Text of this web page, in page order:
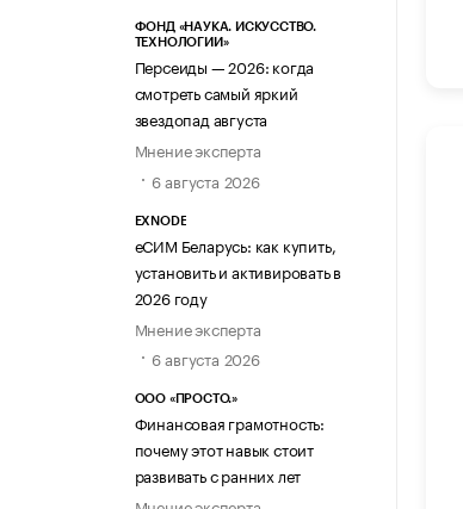
ФОНД «НАУКА. ИСКУССТВО.
ТЕХНОЛОГИИ»
Персеиды — 2026: когда
смотреть самый яркий
звездопад августа
Мнение эксперта
6 августа 2026
EXNODE
еСИМ Беларусь: как купить,
установить и активировать в
2026 году
Мнение эксперта
6 августа 2026
ООО «ПРОСТО.»
Финансовая грамотность:
почему этот навык стоит
развивать с ранних лет